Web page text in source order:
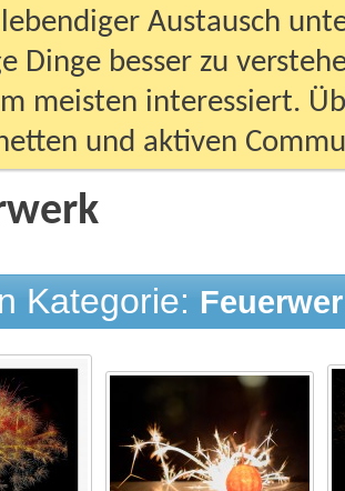
Austausch
Dinge besser zu
meisten interessiert.
und aktiven
Kategorie: